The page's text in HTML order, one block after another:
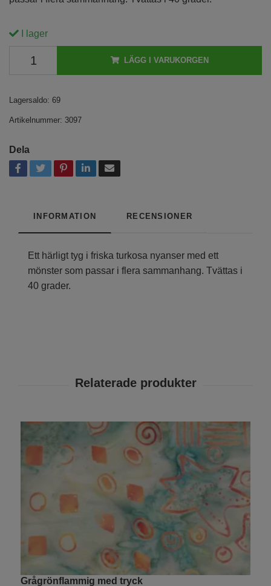
I lager
LÄGG I VARUKORGEN
Lagersaldo: 69
Artikelnummer: 3097
Dela
INFORMATION RECENSIONER
Ett härligt tyg i friska turkosa nyanser med ett
mönster som passar i flera sammanhang. Tvättas i
40 grader.
Grågrönflammig med tryck